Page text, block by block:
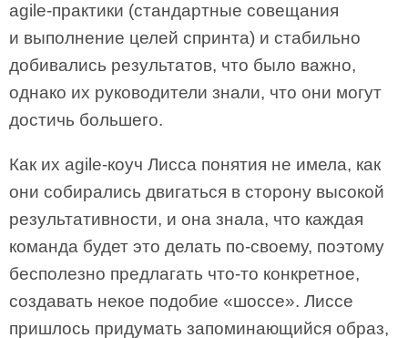
agile-практики (стандартные совещания
и выполнение целей спринта) и стабильно
добивались результатов, что было важно,
однако их руководители знали, что они могут
достичь большего.
Как их agile-коуч Лисса понятия не имела, как
они собирались двигаться в сторону высокой
результативности, и она знала, что каждая
команда будет это делать по-своему, поэтому
бесполезно предлагать что-то конкретное,
создавать некое подобие «шоссе». Лиссе
пришлось придумать запоминающийся образ,